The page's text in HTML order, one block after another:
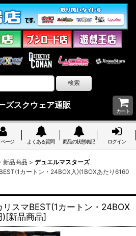
ズスクウェア通販
カート
ージ よくある質問 商品の状態表記 ログイン
新品商品 > デュエルマスターズ
カートン・24BOX入)(1BOXあたり6160
スマBEST(1カートン・24BOX
)[新品商品]